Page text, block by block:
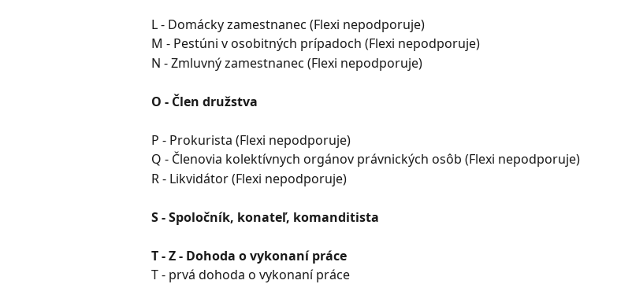
L - Domácky zamestnanec (Flexi nepodporuje)
M - Pestúni v osobitných prípadoch (Flexi nepodporuje)
N - Zmluvný zamestnanec (Flexi nepodporuje)
O - Člen družstva
P - Prokurista (Flexi nepodporuje)
Q - Členovia kolektívnych orgánov právnických osôb (Flexi nepodporuje)
R - Likvidátor (Flexi nepodporuje)
S - Spoločník, konateľ, komanditista
T - Z - Dohoda o vykonaní práce
T - prvá dohoda o vykonaní práce